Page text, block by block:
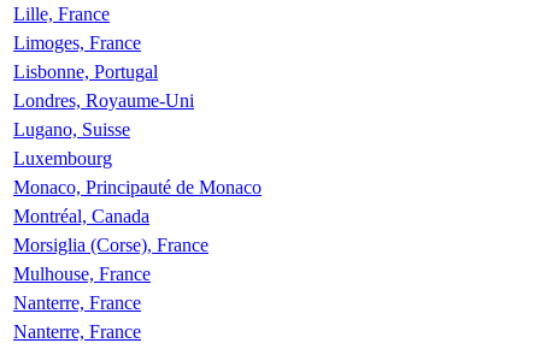
Lille, France
Limoges, France
Lisbonne, Portugal
Londres, Royaume-Uni
Lugano, Suisse
Luxembourg
Monaco, Principauté de Monaco
Montréal, Canada
Morsiglia (Corse), France
Mulhouse, France
Nanterre, France
Nanterre, France